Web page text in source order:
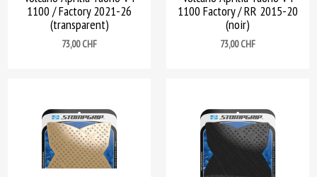
1100 / Factory 2021-26
(transparent)
Prix
73,00 CHF
1100 Factory / RR 2015-20
(noir)
Prix
73,00 CHF